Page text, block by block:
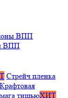
ВПП
ВПП
Стрейч пленка
Крафтовая
тишьюХИТ